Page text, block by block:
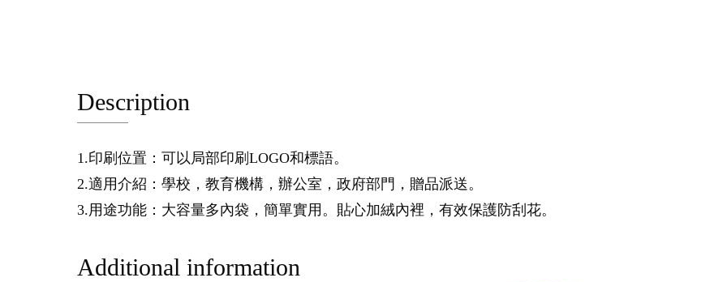
Description
1.印刷位置：可以局部印刷LOGO和標語。
2.適用介紹：學校，教育機構，辦公室，政府部門，贈品派送。
3.用途功能：大容量多內袋，簡單實用。貼心加絨內裡，有效保護防刮花。
Additional information